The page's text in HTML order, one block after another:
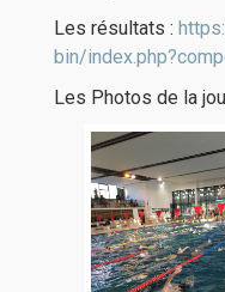
Les résultats :
bin/
Les Photos de la